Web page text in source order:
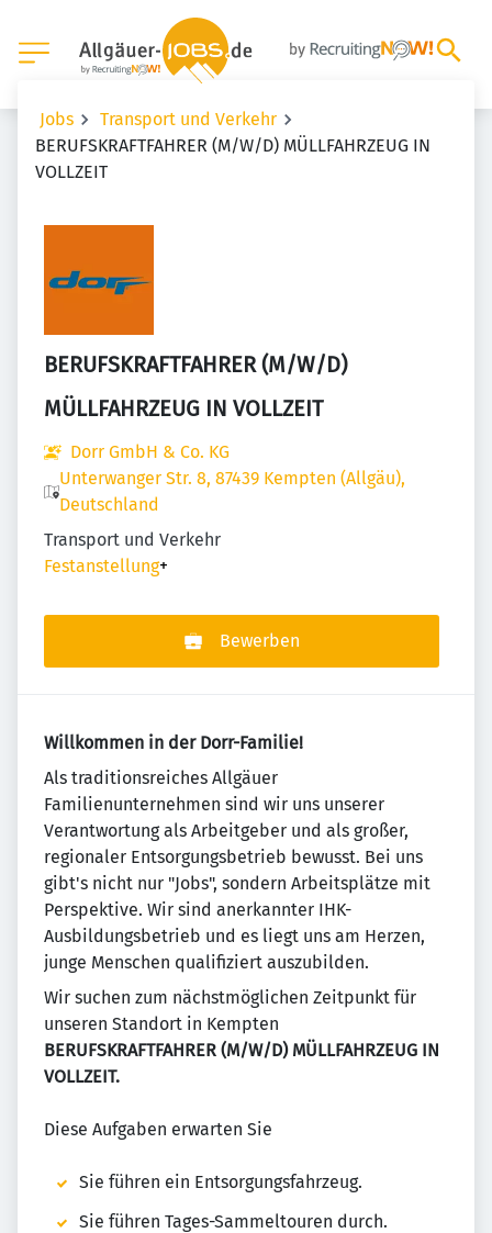
Jobs
Transport und Verkehr
BERUFSKRAFTFAHRER (M/W/D) MÜLLFAHRZEUG IN
VOLLZEIT
BERUFSKRAFTFAHRER (M/W/D)
MÜLLFAHRZEUG IN VOLLZEIT
Dorr GmbH & Co. KG
Unterwanger Str. 8, 87439 Kempten (Allgäu),
Deutschland
Transport und Verkehr
Festanstellung+
Bewerben
Willkommen in der Dorr-Familie!
Als traditionsreiches Allgäuer
Familienunternehmen sind wir uns unserer
Verantwortung als Arbeitgeber und als großer,
regionaler Entsorgungsbetrieb bewusst. Bei uns
gibt's nicht nur "Jobs", sondern Arbeitsplätze mit
Perspektive. Wir sind anerkannter IHK-
Ausbildungsbetrieb und es liegt uns am Herzen,
junge Menschen qualifiziert auszubilden.
Wir suchen zum nächstmöglichen Zeitpunkt für
unseren Standort in Kempten
BERUFSKRAFTFAHRER (M/W/D) MÜLLFAHRZEUG IN
VOLLZEIT.
Diese Aufgaben erwarten Sie
Sie führen ein Entsorgungsfahrzeug.
Sie führen Tages-Sammeltouren durch.